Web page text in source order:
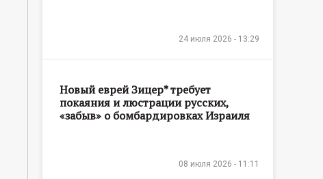
24 июля 2026 - 13:29
Новый еврей Зицер* требует
покаяния и люстрации русских,
«забыв» о бомбардировках Израиля
08 июля 2026 - 11:11